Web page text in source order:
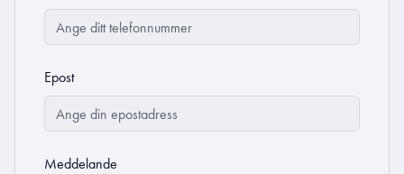
Epost
Meddelande